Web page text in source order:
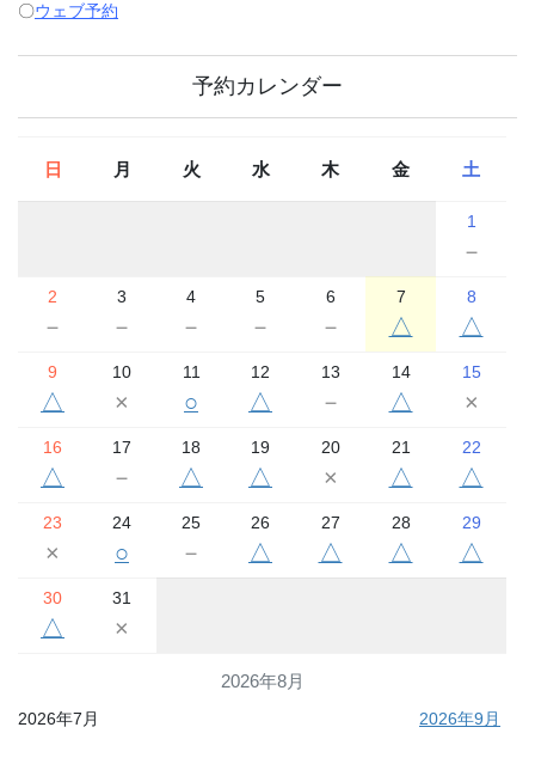
〇ウェブ予約
予約カレンダー
2026年8月
日 月 火 水 木 金 土
1
－
2
－
3
－
4
－
5
－
6
－
7
△
8
△
9
△
10
×
11
○
12
△
13
－
14
△
15
×
16
△
17
－
18
△
19
△
20
×
21
△
22
△
23
×
24
○
25
－
26
△
27
△
28
△
29
△
30
△
31
×
2026年7月 2026年9月